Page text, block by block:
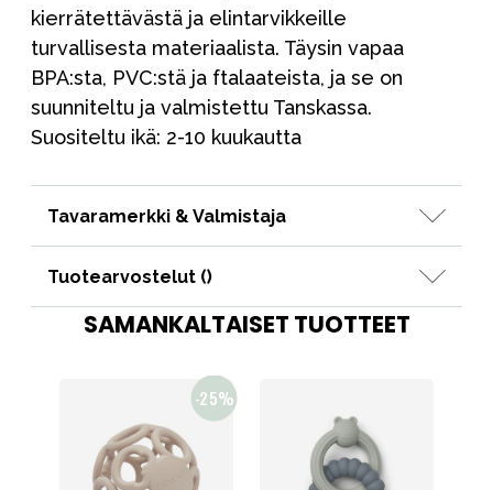
kierrätettävästä ja elintarvikkeille
turvallisesta materiaalista. Täysin vapaa
BPA:sta, PVC:stä ja ftalaateista, ja se on
suunniteltu ja valmistettu Tanskassa.
Suositeltu ikä: 2-10 kuukautta
Tavaramerkki & Valmistaja
Tuotearvostelut ()
SAMANKALTAISET TUOTTEET